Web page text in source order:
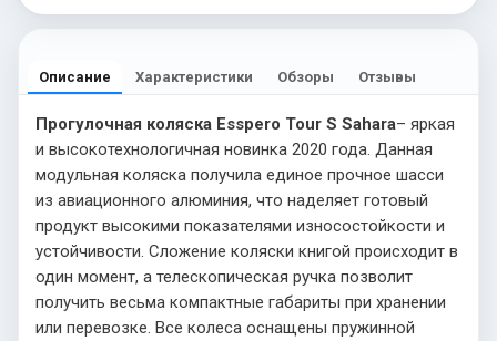
Описание Характеристики Обзоры Отзывы
Прогулочная коляска Esspero Tour S Sahara– яркая
и высокотехнологичная новинка 2020 года. Данная
модульная коляска получила единое прочное шасси
из авиационного алюминия, что наделяет готовый
продукт высокими показателями износостойкости и
устойчивости. Сложение коляски книгой происходит в
один момент, а телескопическая ручка позволит
получить весьма компактные габариты при хранении
или перевозке. Все колеса оснащены пружинной